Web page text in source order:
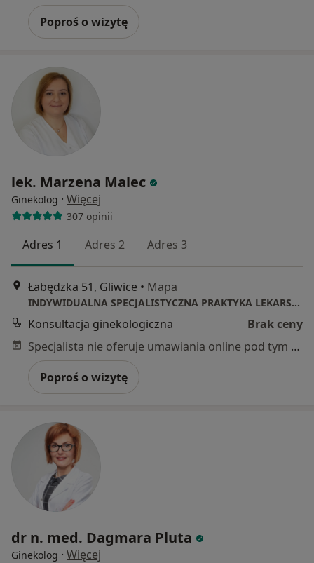
Poproś o wizytę
lek. Marzena Malec
Ginekolog · Więcej
307 opinii
Adres 1 Adres 2 Adres 3
Łabędzka 51, Gliwice • Mapa
INDYWIDUALNA SPECJALISTYCZNA PRAKTYKA LEKARSKA MARZENA MALEC
Konsultacja ginekologiczna
Brak ceny
Specjalista nie oferuje umawiania online pod tym adresem.
Poproś o wizytę
dr n. med. Dagmara Pluta
Ginekolog · Więcej